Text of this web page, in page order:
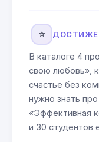
⭐
В каталоге 4
свою любовь»,
счастье без
нужно знать
«Эффективная
и 30 студентов